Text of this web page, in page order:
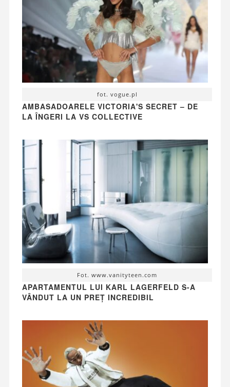
fot. vogue.pl
AMBASADOARELE VICTORIA'S SECRET – DE
LA ÎNGERI LA VS COLLECTIVE
Fot. www.vanityteen.com
APARTAMENTUL LUI KARL LAGERFELD S-A
VÂNDUT LA UN PREȚ INCREDIBIL